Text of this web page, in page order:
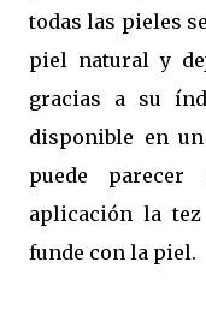
todas las pieles
piel natural y
gracias a su
disponible en
puede
aplicación la
funde con la piel.